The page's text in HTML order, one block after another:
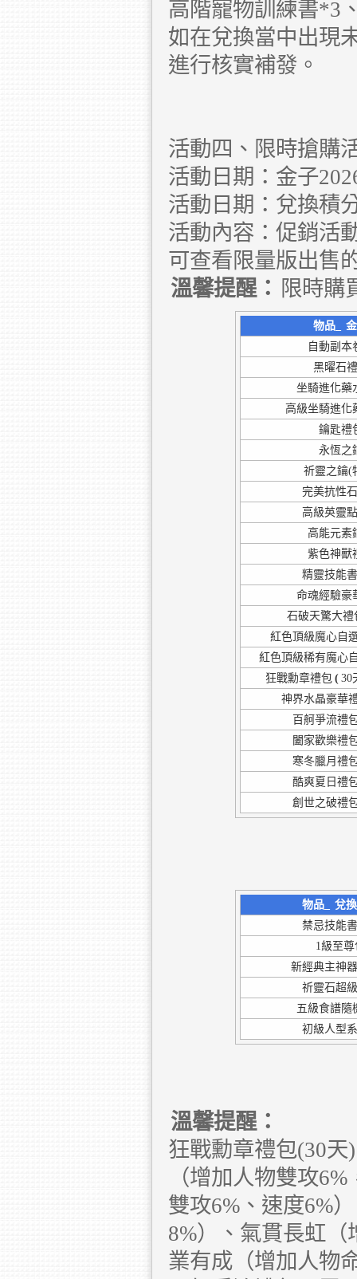
高階寵物訓練書*3
如在兌換當中出現
進行核實補發。
活動四、限時搶購
活動日期：金子
活動日期：兌換積
活動內容：促銷活
可查看限量版出售
溫馨提醒： 限時購
物品_
自動副本
黑曜石
坐騎進化藥
高級坐騎進化
鑰匙禮
永恆之
祈靈之鑰(
完美抗性
高級英靈
高能元素
紫色神獸
精靈技能
命魂經驗豪
石破天驚大禮
紅色頂級魔心自
紅色頂級稀有魔心
狂戰勳章禮包 ( 30
神界水晶豪華
百舸爭流禮
闔家歡樂禮
寒冬臘月禮
酷爽夏日禮
創世之破禮
物品_
兌
禁忌技能
1級至尊
新經典主神
祈靈石超
五級食譜隨
初級人型
溫馨提醒：
狂戰勳章禮包(30
（增加人物雙攻
雙攻6%、速度6%
8%）、氣貫長虹（
業有成（增加人物